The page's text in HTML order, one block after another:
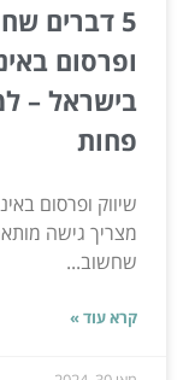
5 דברים
ופרסום
בישראל –
פחות
שיווק ופרסום
מצריך גישה
שחשוב...
קרא עוד »